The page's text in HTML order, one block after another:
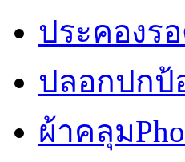
ประคองร
ปลอกปกป้
ผ้าคลุม